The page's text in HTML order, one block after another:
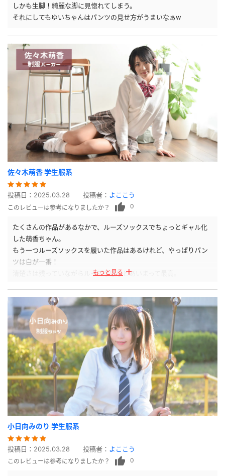
しかも生脚！綺麗な脚に見惚れてしまう。
それにしてもゆいちゃんはパンツの見せ方がうまいなぁw
佐々木萌香 学生服系
投稿日： 2025.03.28 投稿者： よここう
このレビューは参考になりましたか？ 0
たくさんの作品があるなかで、ルーズソックスでちょっとギャル化
した萌香ちゃん。
もう一つルーズソックスを履いた作品はあるけれど、やっぱりパン
ツは白が一番！
清楚さは残っていながらルーズな感じとあいまって最高。
もっと見る
小日向みのり 学生服系
投稿日： 2025.03.28 投稿者： よここう
このレビューは参考になりましたか？ 0